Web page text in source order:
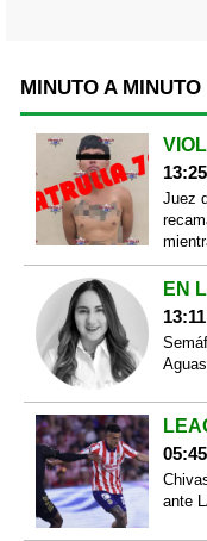
MINUTO A MINUTO
13:25
Juez
EN
13:11
05:45
ante